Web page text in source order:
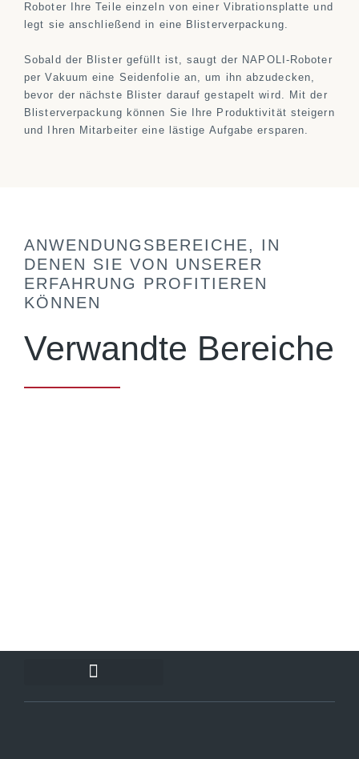
Roboter Ihre Teile einzeln von einer Vibrationsplatte und
legt sie anschließend in eine Blisterverpackung.
Sobald der Blister gefüllt ist, saugt der NAPOLI-Roboter
per Vakuum eine Seidenfolie an, um ihn abzudecken,
bevor der nächste Blister darauf gestapelt wird. Mit der
Blisterverpackung können Sie Ihre Produktivität steigern
und Ihren Mitarbeiter eine lästige Aufgabe ersparen.
ANWENDUNGSBEREICHE, IN
DENEN SIE VON UNSERER
ERFAHRUNG PROFITIEREN
KÖNNEN
Verwandte Bereiche